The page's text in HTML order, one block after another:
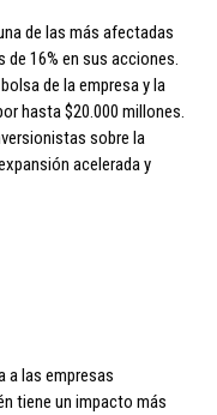
de las más afectadas
16% en sus acciones.
de la empresa y la
hasta $20.000 millones.
sobre la
acelerada y
a las empresas
tiene un impacto más